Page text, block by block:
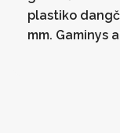
plastiko
mm. Gaminys